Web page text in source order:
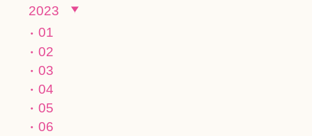
2023
01
02
03
04
05
06